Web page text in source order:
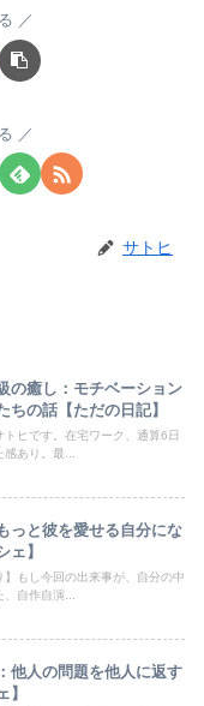
サトヒ
の癒し：モチベーション
ちの話【ただの日記】
ヒです。在宅ワーク、通算6日
あり。最...
っと彼を愛せる自分にな
ェ】
】もし今回の出来事が、自分の中
自作自演...
他人の問題を他人に返す
】